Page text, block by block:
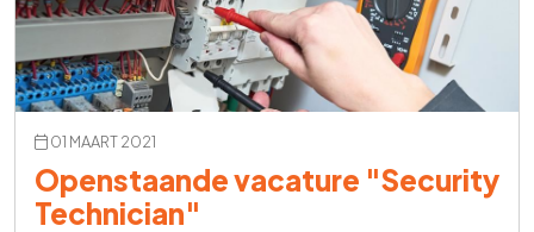
01 MAART 2021
Openstaande vacature "Security
Technician"